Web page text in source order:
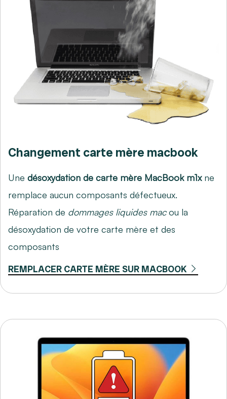
Changement carte mère macbook
Une désoxydation de carte mère MacBook m1xne
remplace aucun composants défectueux.
Réparation de dommages liquides macou la
désoxydation de votre carte mère et des
composants
REMPLACER CARTE MÈRE SUR MACBOOK